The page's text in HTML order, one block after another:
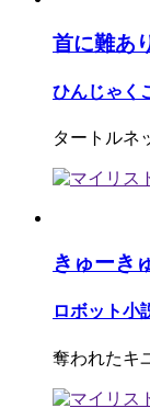
首に難あ
ひんじゃく
タートルネ
きゅーき
ロボット小
奪われたキ